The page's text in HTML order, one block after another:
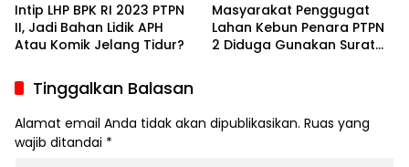
Intip LHP BPK RI 2023 PTPN
II, Jadi Bahan Lidik APH
Atau Komik Jelang Tidur?
Masyarakat Penggugat
Lahan Kebun Penara PTPN
2 Diduga Gunakan Surat
Tinggalkan Balasan
Alamat email Anda tidak akan dipublikasikan. Ruas yang
wajib ditandai *